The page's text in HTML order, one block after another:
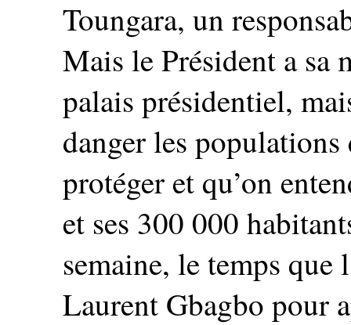
Toungara, un
Mais le Président a sa
palais présidentiel,
danger les
protéger et qu’on
et ses 300 000
semaine, le temps
Laurent Gbagbo pour